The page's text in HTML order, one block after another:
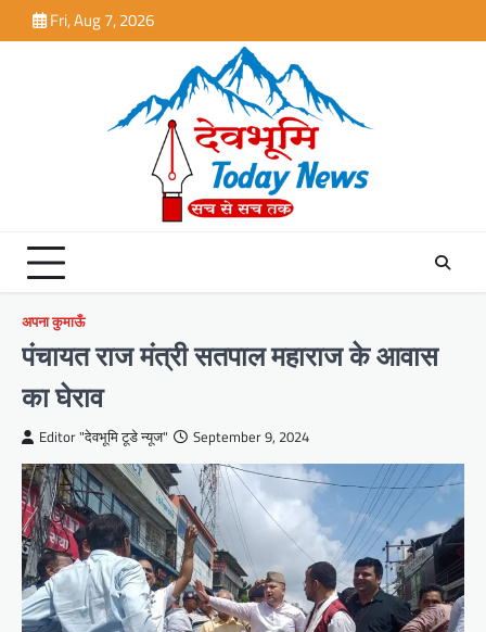
to
Fri, Aug 7, 2026
अपना कुमाऊँ
पंचायत राज मंत्री सतपाल महाराज के आवास
का घेराव
Editor "देवभूमि टूडे न्यूज" September 9, 2024